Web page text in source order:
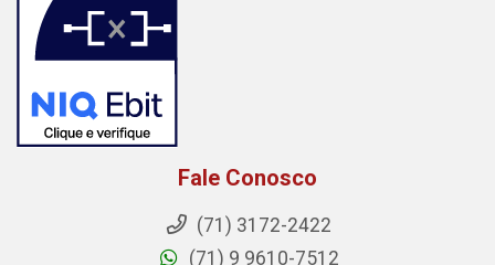
Fale Conosco
(71) 3172-2422
(71) 9 9610-7512